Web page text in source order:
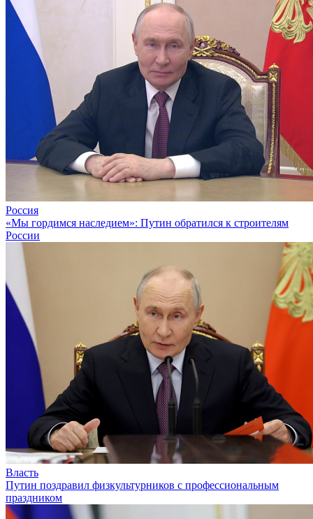
Россия
«Мы гордимся наследием»: Путин обратился к строителям
России
Власть
Путин поздравил физкультурников с профессиональным
праздником